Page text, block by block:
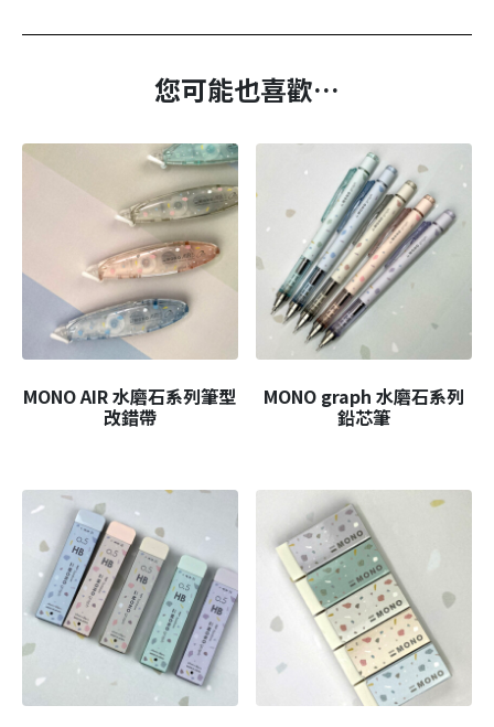
您可能也喜歡…
MONO AIR 水磨石系列筆型
改錯帶
MONO graph 水磨石系列
鉛芯筆